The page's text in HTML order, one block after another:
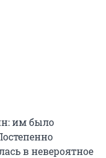
им было
в невероятное